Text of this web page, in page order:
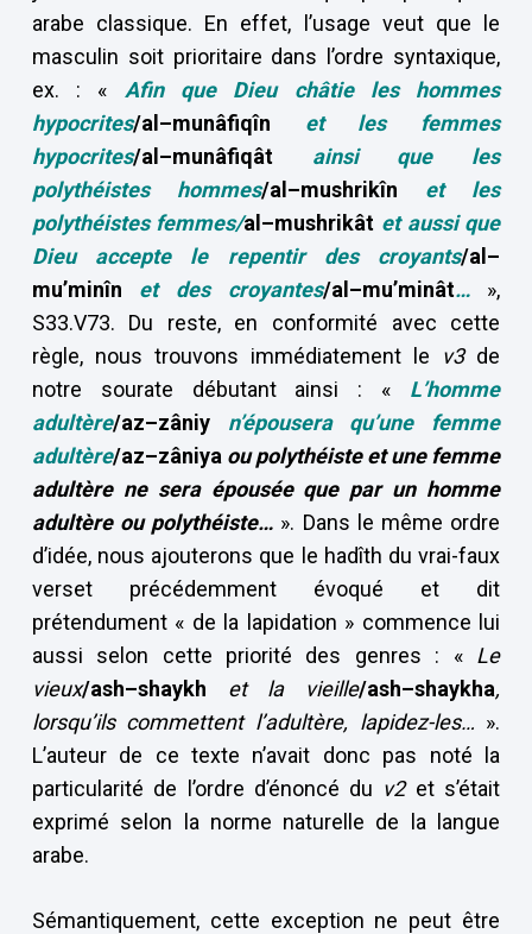
arabe classique. En effet, l’usage veut que le
masculin soit prioritaire dans l’ordre syntaxique,
ex. : « Afin que Dieu châtie les hommes
hypocrites/al–munâfiqîn
et les femmes
hypocrites/al–munâfiqât
ainsi que les
polythéistes hommes/al–mushrikîn
et les
polythéistes femmes/al–mushrikât et aussi que
Dieu accepte le repentir des croyants/al–
mu’minîn
et des croyantes/al–mu’minât…»,
S33.V73. Du reste, en conformité avec cette
règle, nous trouvons immédiatement le v3de
notre sourate débutant ainsi : « L’homme
adultère/az–zâniy
n’épousera qu’une femme
adultère/az–zâniya ou polythéiste et une femme
adultère ne sera épousée que par un homme
adultère ou polythéiste… ». Dans le même ordre
d’idée, nous ajouterons que le hadîth du vrai-faux
verset précédemment évoqué et dit
prétendument « de la lapidation » commence lui
aussi selon cette priorité des genres : « Le
vieux/ash–shaykh et la vieille/ash–shaykha,
lorsqu’ils commettent l’adultère, lapidez-les… ».
L’auteur de ce texte n’avait donc pas noté la
particularité de l’ordre d’énoncé du v2et s’était
exprimé selon la norme naturelle de la langue
arabe.
Sémantiquement, cette exception ne peut être